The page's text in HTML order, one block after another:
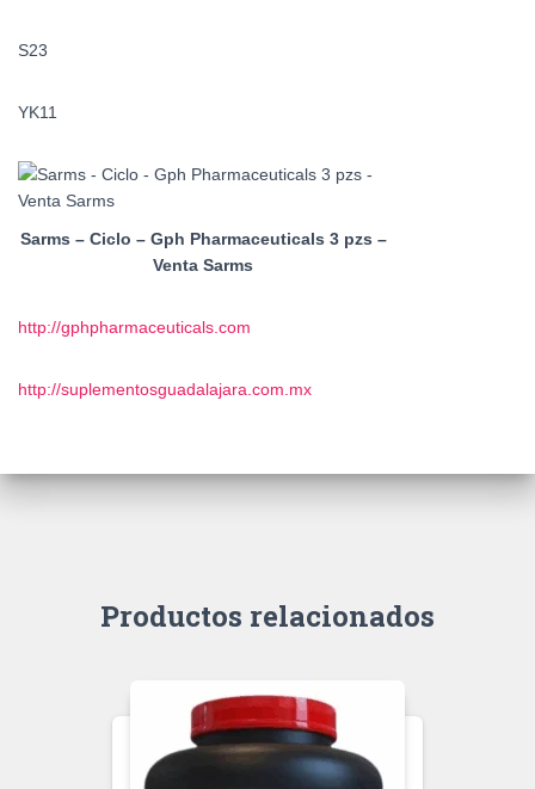
S23
YK11
Sarms – Ciclo – Gph Pharmaceuticals 3 pzs –
Venta Sarms
http://gphpharmaceuticals.com
http://suplementosguadalajara.com.mx
Productos relacionados